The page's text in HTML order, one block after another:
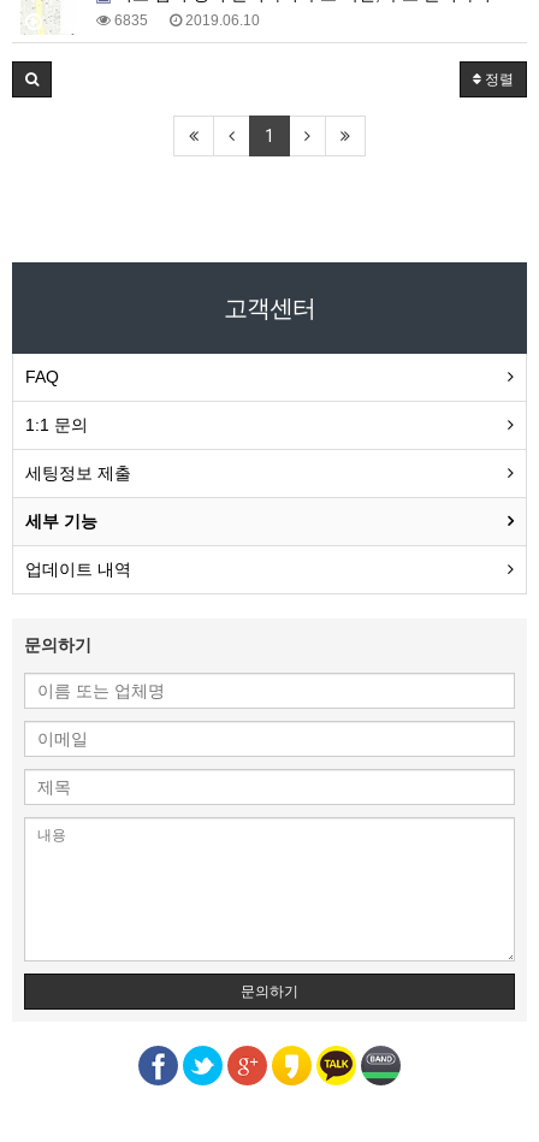
6835 2019.06.10
정렬
1
고객센터
FAQ
1:1 문의
세팅정보 제출
세부 기능
업데이트 내역
문의하기
문의하기